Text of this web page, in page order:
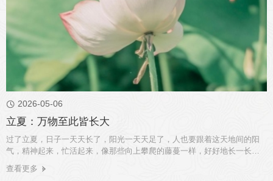
 2026-05-06
立夏：万物至此皆长大
过了立夏，日子一天天长了，阳光一天天足了，人也要跟着这天地间的阳
气，精神起来，忙活起来，像那些向上攀爬的藤蔓一样，好好地长一长。
查看更多